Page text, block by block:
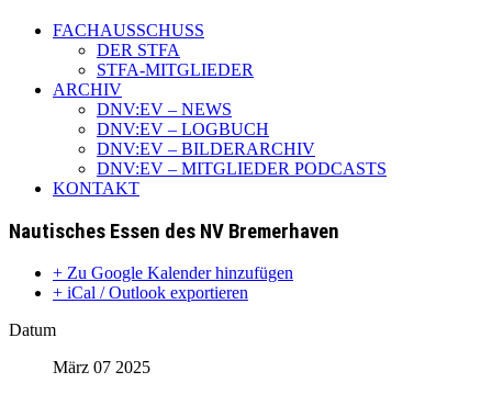
FACHAUSSCHUSS
DER STFA
STFA-MITGLIEDER
ARCHIV
DNV:EV – NEWS
DNV:EV – LOGBUCH
DNV:EV – BILDERARCHIV
DNV:EV – MITGLIEDER PODCASTS
KONTAKT
Nautisches Essen des NV Bremerhaven
+ Zu Google Kalender hinzufügen
+ iCal / Outlook exportieren
Datum
März 07 2025